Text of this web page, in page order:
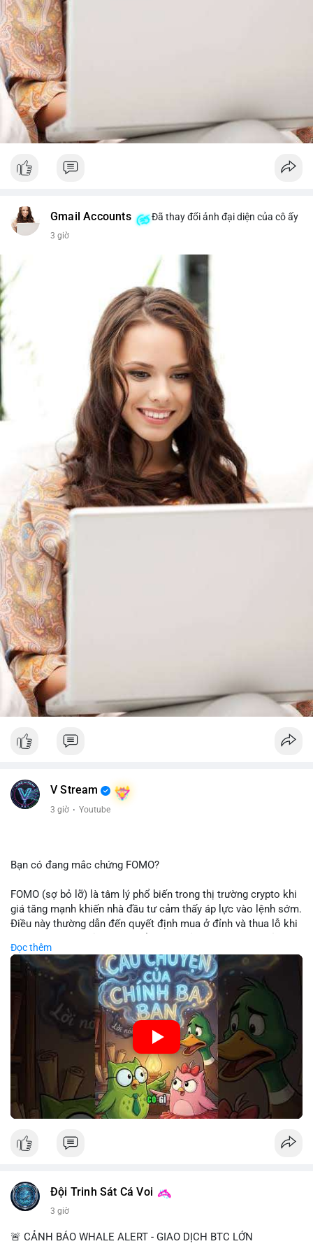
Gmail Accounts Đã thay đổi ảnh đại diện của cô ấy
3 giờ
V Stream
3 giờ · Youtube
Bạn có đang mắc chứng FOMO?
FOMO (sợ bỏ lỡ) là tâm lý phổ biến trong thị trường crypto khi
giá tăng mạnh khiến nhà đầu tư cảm thấy áp lực vào lệnh sớm.
Điều này thường dẫn đến quyết định mua ở đỉnh và thua lỗ khi
chiến lược đầu tư rõ ràng.
🎥 Xem video trực tiếp tại:
Nguồn: Cú Thông Thái
Đọc thêm
Đội Trinh Sát Cá Voi
3 giờ
🚨 CẢNH BÁO WHALE ALERT - GIAO DỊCH BTC LỚN